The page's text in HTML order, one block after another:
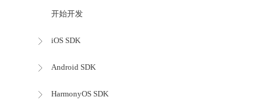
开始开发
iOS SDK
Android SDK
HarmonyOS SDK